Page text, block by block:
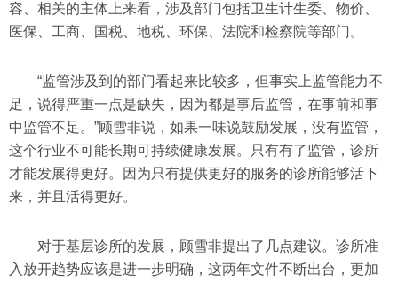
容、相关的主体上来看，涉及部门包括卫生计生委、物价、
医保、工商、国税、地税、环保、法院和检察院等部门。
“监管涉及到的部门看起来比较多，但事实上监管能力不
足，说得严重一点是缺失，因为都是事后监管，在事前和事
中监管不足。”顾雪非说，如果一味说鼓励发展，没有监管，
这个行业不可能长期可持续健康发展。只有有了监管，诊所
才能发展得更好。因为只有提供更好的服务的诊所能够活下
来，并且活得更好。
对于基层诊所的发展，顾雪非提出了几点建议。诊所准
入放开趋势应该是进一步明确，这两年文件不断出台，更加